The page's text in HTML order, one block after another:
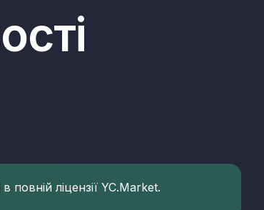
ліцензії YC.Market.